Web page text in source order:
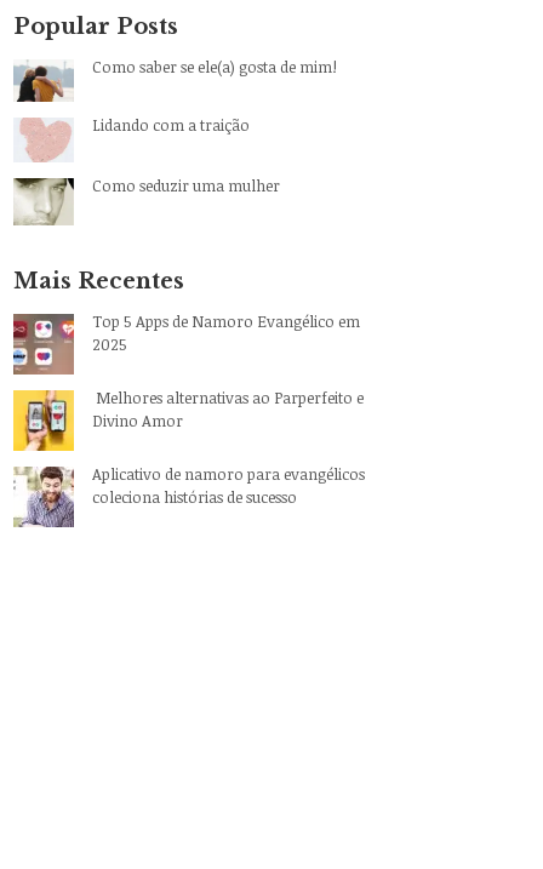
Popular Posts
Como saber se ele(a) gosta de mim!
Lidando com a traição
Como seduzir uma mulher
Mais Recentes
Top 5 Apps de Namoro Evangélico em
2025
Melhores alternativas ao Parperfeito e
Divino Amor
Aplicativo de namoro para evangélicos
coleciona histórias de sucesso